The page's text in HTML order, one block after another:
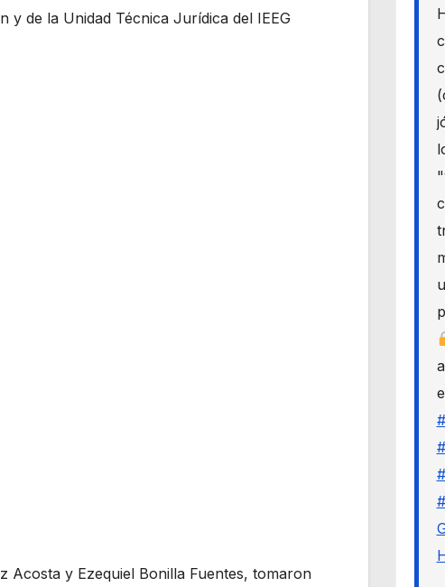
y de la Unidad Técnica Jurídica del IEEG
Acosta y Ezequiel Bonilla Fuentes, tomaron